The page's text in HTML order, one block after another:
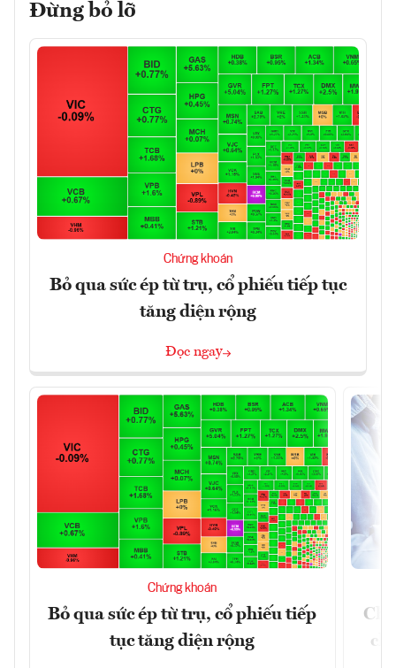
Đừng bỏ lỡ
Chứng khoán
Bỏ qua sức ép từ trụ, cổ phiếu tiếp tục
tăng diện rộng
Đọc ngay
Chứng khoán
Bỏ qua sức ép từ trụ, cổ phiếu tiếp
tục tăng diện rộng